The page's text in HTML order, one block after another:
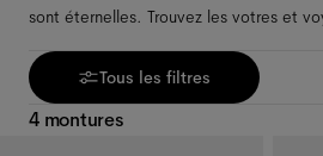
sont éternelles. Trouvez les votres et
Tous les filtres
4 montures